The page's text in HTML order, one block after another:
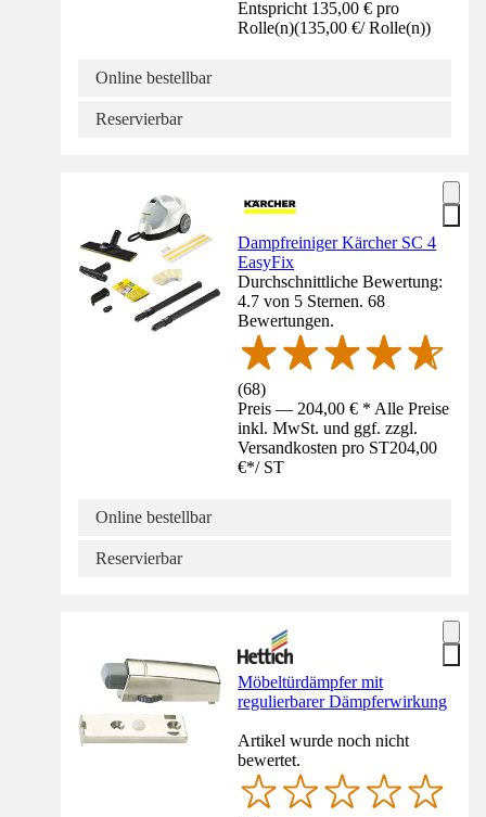
Entspricht 135,00 € pro
Rolle(n)(135,00 €/ Rolle(n))
Online bestellbar
Reservierbar
Dampfreiniger Kärcher SC 4
EasyFix
Durchschnittliche Bewertung:
4.7 von 5 Sternen. 68
Bewertungen.
(68)
Preis — 204,00 € * Alle Preise
inkl. MwSt. und ggf. zzgl.
Versandkosten pro ST204,00
€*/ ST
Online bestellbar
Reservierbar
Möbeltürdämpfer mit
regulierbarer Dämpferwirkung
Artikel wurde noch nicht
bewertet.